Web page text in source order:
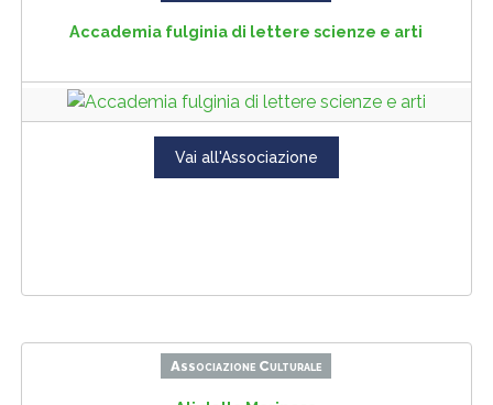
Accademia fulginia di lettere scienze e arti
Vai all'Associazione
Associazione Culturale